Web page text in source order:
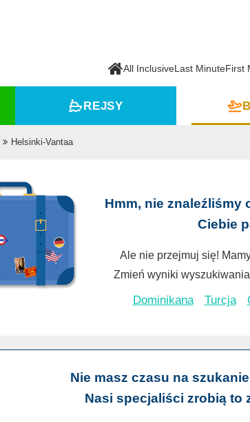
All InclusiveLast MinuteFirst
REJSY
Helsinki-Vantaa
Hmm, nie znaleźliśmy
Ciebie
Ale nie przejmuj się!
Zmień wyniki
Dominikana Turcja
Nie masz czasu na
Nasi specjaliści zrobią to